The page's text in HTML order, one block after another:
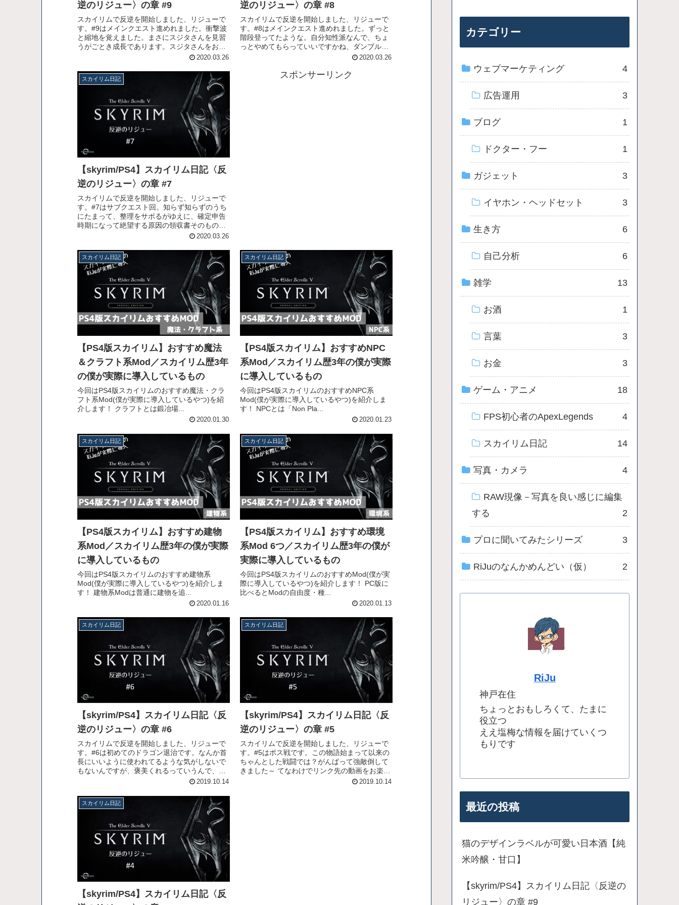
逆のリジュー〉の章 #9
スカイリムで反逆を開始しました、リジューで
す。#9はメインクエスト進めれました。衝撃波
と縮地を覚えました。まさにスジタさんを見習
うがごとき成長であります。スジタさんをお分
かりの方は僕と友達になれます、よろしくどう
さい！
2020.03.26
逆のリジュー〉の章 #8
スカイリムで反逆を開始しました、リジューで
す。#8はメインクエスト進めれました。ずっと
階段登ってたような。自分知性派なんで、ちょ
っとやめてもらっていいですかね、ダンブルド
ア風の老人4人組。その髭脱毛させるぞ。てなわ
2020.03.26
スカイリム日記
【skyrim/PS4】スカイリム日記〈反
逆のリジュー〉の章 #7
スカイリムで反逆を開始しました、リジューで
す。#7はサブクエスト回。知らず知らずのうち
にたまって、整理をサボるがゆえに、確定申告
時期になって絶望する原因の領収書そのもので
すわ、、 てなわけでリンク先の動画をお楽しみ
2020.03.26
スポンサーリンク
スカイリム日記
【PS4版スカイリム】おすすめ魔法
＆クラフト系Mod／スカイリム歴3年
の僕が実際に導入しているもの
今回はPS4版スカイリムのおすすめ魔法・クラ
フト系Mod(僕が実際に導入しているやつ)を紹
介します！ クラフトとは鍛冶場...
2020.01.30
スカイリム日記
【PS4版スカイリム】おすすめNPC
系Mod／スカイリム歴3年の僕が実際
に導入しているもの
今回はPS4版スカイリムのおすすめNPC系
Mod(僕が実際に導入しているやつ)を紹介しま
す！ NPCとは「Non Pla...
2020.01.23
スカイリム日記
【PS4版スカイリム】おすすめ建物
系Mod／スカイリム歴3年の僕が実際
に導入しているもの
今回はPS4版スカイリムのおすすめ建物系
Mod(僕が実際に導入しているやつ)を紹介しま
す！ 建物系Modは普通に建物を追...
2020.01.16
スカイリム日記
【PS4版スカイリム】おすすめ環境
系Mod 6つ／スカイリム歴3年の僕が
実際に導入しているもの
今回はPS4版スカイリムのおすすめMod(僕が実
際に導入しているやつ)を紹介します！ PC版に
比べるとModの自由度・種...
2020.01.13
スカイリム日記
【skyrim/PS4】スカイリム日記〈反
逆のリジュー〉の章 #6
スカイリムで反逆を開始しました、リジューで
す。#6は初めてのドラゴン退治です。なんか首
長にいいように使われてるような気がしないで
もないんですが、褒美くれるっていうんで、ま
ぁいいでしょう！ てなわけでリンク先の動画を
2019.10.14
スカイリム日記
【skyrim/PS4】スカイリム日記〈反
逆のリジュー〉の章 #5
スカイリムで反逆を開始しました、リジューで
す。#5はボス戦です。この物語始まって以来の
ちゃんとした戦闘では？がんばって強敵倒して
きました～ てなわけでリンク先の動画をお楽し
2019.10.14
スカイリム日記
【skyrim/PS4】スカイリム日記〈反
カテゴリー
ウェブマーケティング 4
広告運用 3
ブログ 1
ドクター・フー 1
ガジェット 3
イヤホン・ヘッドセット 3
生き方 6
自己分析 6
雑学 13
お酒 1
言葉 3
お金 3
ゲーム・アニメ 18
FPS初心者のApexLegends 4
スカイリム日記 14
写真・カメラ 4
RAW現像－写真を良い感じに編集
する
2
プロに聞いてみたシリーズ 3
RiJuのなんかめんどい（仮） 2
RiJu
神戸在住
ちょっとおもしろくて、たまに
役立つ
ええ塩梅な情報を届けていくつ
もりです
最近の投稿
猫のデザインラベルが可愛い日本酒【純
米吟醸・甘口】
【skyrim/PS4】スカイリム日記〈反逆の
リジュー〉の章 #9